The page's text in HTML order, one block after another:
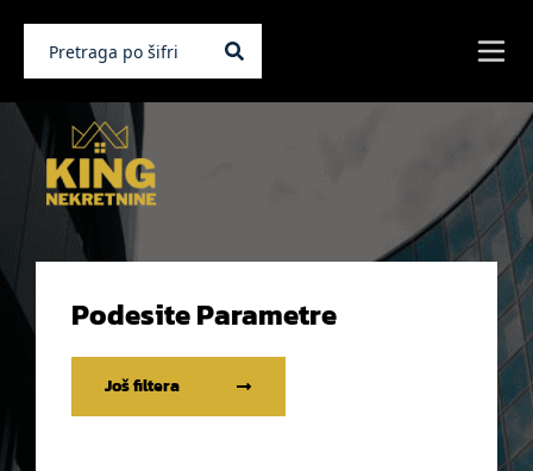
Podesite Parametre
Još filtera